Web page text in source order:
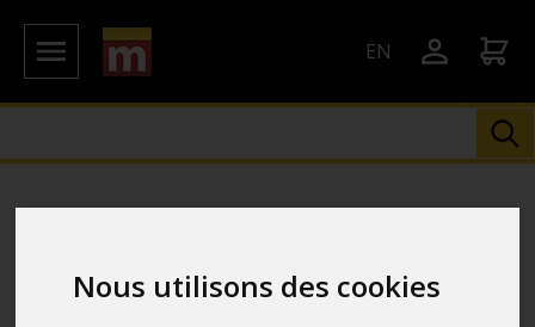
Nous utilisons des cookies
EN